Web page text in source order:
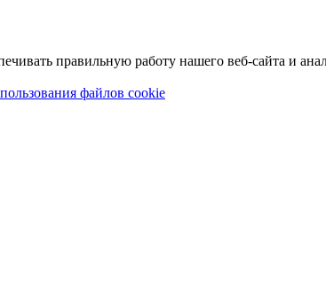
правильную работу нашего веб-сайта и
файлов cookie